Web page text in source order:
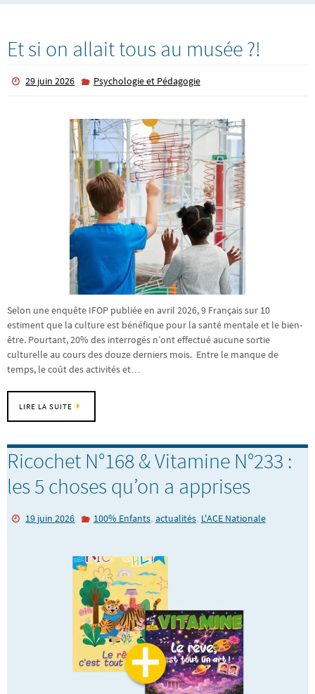
Et si on allait tous au musée ?!
29 juin 2026 Psychologie et Pédagogie
Selon une enquête IFOP publiée en avril 2026, 9 Français sur 10
estiment que la culture est bénéfique pour la santé mentale et le bien-
être. Pourtant, 20% des interrogés n’ont effectué aucune sortie
culturelle au cours des douze derniers mois. Entre le manque de
temps, le coût des activités et…
LIRE LA SUITE
Ricochet N°168 & Vitamine N°233 :
les 5 choses qu’on a apprises
19 juin 2026 100% Enfants, actualités, L'ACE Nationale